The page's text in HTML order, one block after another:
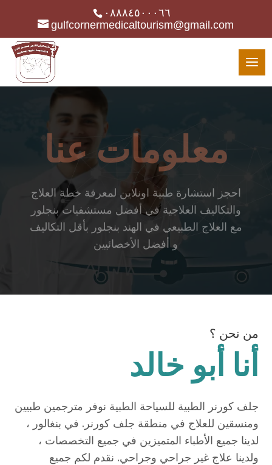
٠٨٨٨٤٥٠٠٠٦٦
gulfcornermedicaltourism@gmail.com
معلومات عنا
احجز استشارة طبية اونلاين لمعرفة خطة العلاج
والتكاليف العلاجية في أفضل مستشفيات بنجلور
مع العلاج الطبيعي في الهند بنجلور بأقل التكاليف
و أفضل الأخصائيين
من نحن ؟
أنا أبو خالد
جلف كورنر الطبية للسياحة الطبية نوفر مترجمين طبيين
ومنسقين للعلاج في منطقة جلف كورنر. في بنغالور ،
لدينا جميع الأطباء المتميزين في جميع التخصصات ،
ولدينا علاج غير جراحي وجراحي. نقدم لكم جميع